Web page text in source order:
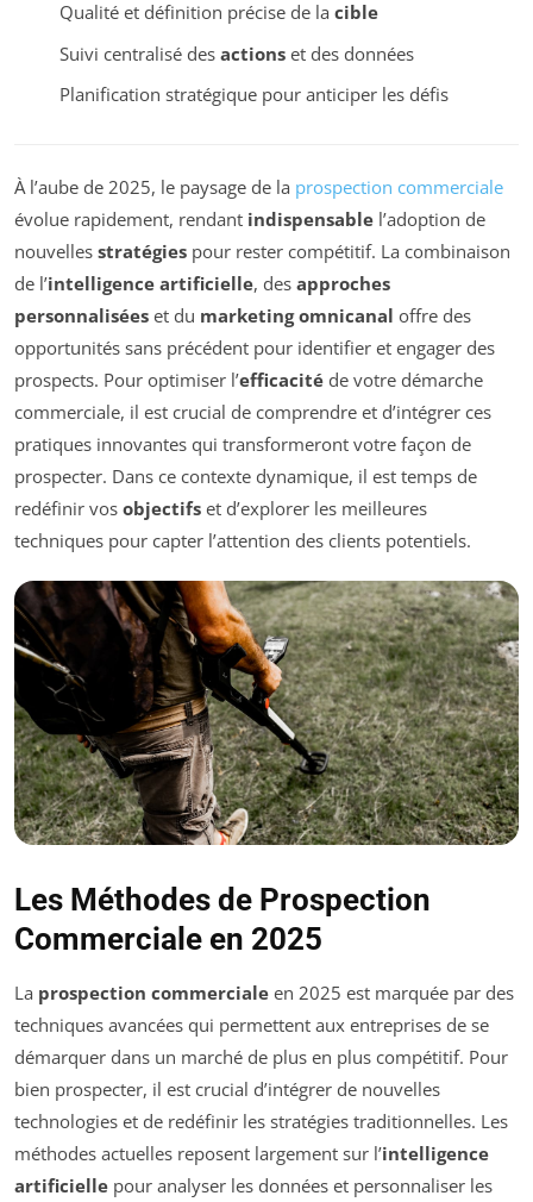
Qualité et définition précise de la cible
Suivi centralisé des actionset des données
Planification stratégique pour anticiper les défis
À l’aube de 2025, le paysage de la prospection commerciale
évolue rapidement, rendant indispensable l’adoption de
nouvelles stratégies pour rester compétitif. La combinaison
de l’intelligence artificielle, des approches
personnalisées et du marketing omnicanal offre des
opportunités sans précédent pour identifier et engager des
prospects. Pour optimiser l’efficacité de votre démarche
commerciale, il est crucial de comprendre et d’intégrer ces
pratiques innovantes qui transformeront votre façon de
prospecter. Dans ce contexte dynamique, il est temps de
redéfinir vos objectifs et d’explorer les meilleures
techniques pour capter l’attention des clients potentiels.
Les Méthodes de Prospection
Commerciale en 2025
La prospection commerciale en 2025 est marquée par des
techniques avancées qui permettent aux entreprises de se
démarquer dans un marché de plus en plus compétitif. Pour
bien prospecter, il est crucial d’intégrer de nouvelles
technologies et de redéfinir les stratégies traditionnelles. Les
méthodes actuelles reposent largement sur l’intelligence
artificielle pour analyser les données et personnaliser les